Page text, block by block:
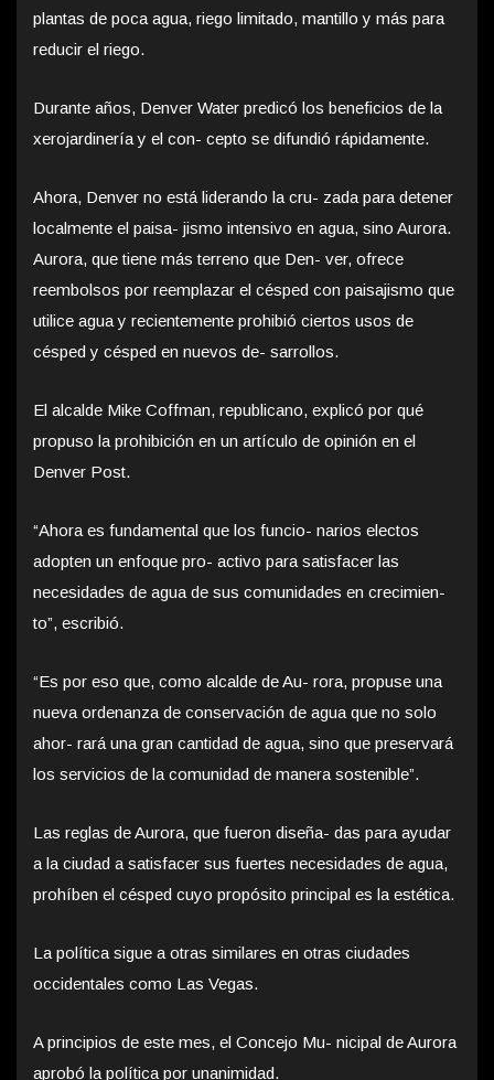
plantas de poca agua, riego limitado, mantillo y más para
reducir el riego.
Durante años, Denver Water predicó los beneficios de la
xerojardinería y el con- cepto se difundió rápidamente.
Ahora, Denver no está liderando la cru- zada para detener
localmente el paisa- jismo intensivo en agua, sino Aurora.
Aurora, que tiene más terreno que Den- ver, ofrece
reembolsos por reemplazar el césped con paisajismo que
utilice agua y recientemente prohibió ciertos usos de
césped y césped en nuevos de- sarrollos.
El alcalde Mike Coffman, republicano, explicó por qué
propuso la prohibición en un artículo de opinión en el
Denver Post.
“Ahora es fundamental que los funcio- narios electos
adopten un enfoque pro- activo para satisfacer las
necesidades de agua de sus comunidades en crecimien-
to”, escribió.
“Es por eso que, como alcalde de Au- rora, propuse una
nueva ordenanza de conservación de agua que no solo
ahor- rará una gran cantidad de agua, sino que preservará
los servicios de la comunidad de manera sostenible”.
Las reglas de Aurora, que fueron diseña- das para ayudar
a la ciudad a satisfacer sus fuertes necesidades de agua,
prohíben el césped cuyo propósito principal es la estética.
La política sigue a otras similares en otras ciudades
occidentales como Las Vegas.
A principios de este mes, el Concejo Mu- nicipal de Aurora
aprobó la política por unanimidad.